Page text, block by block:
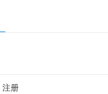
注册